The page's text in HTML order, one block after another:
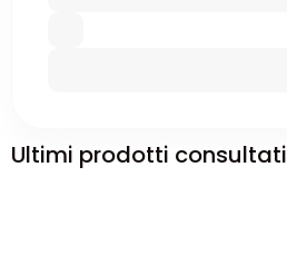
Ultimi prodotti consultati